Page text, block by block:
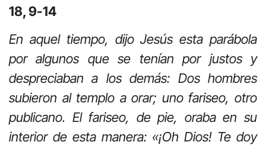
18, 9-14
En aquel tiempo, dijo Jesús esta parábola
por algunos que se tenían por justos y
despreciaban a los demás: Dos hombres
subieron al templo a orar; uno fariseo, otro
publicano. El fariseo, de pie, oraba en su
interior de esta manera: «¡Oh Dios! Te doy